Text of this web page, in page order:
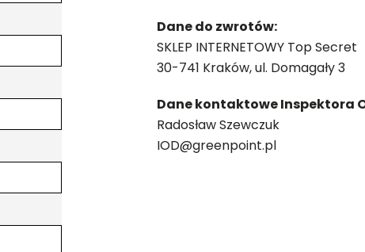
Dane do zwrotów:
SKLEP INTERNETOWY Top Secret
30-741 Kraków, ul. Domagały 3
Dane kontaktowe Inspektora
Radosław Szewczuk
IOD@greenpoint.pl